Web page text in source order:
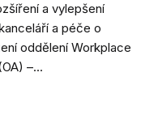
a vylepšení
a péče o
oddělení Workplace
–...